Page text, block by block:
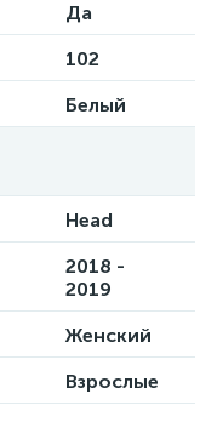
Да
102
Белый
Head
2018 -
2019
Женский
Взрослые